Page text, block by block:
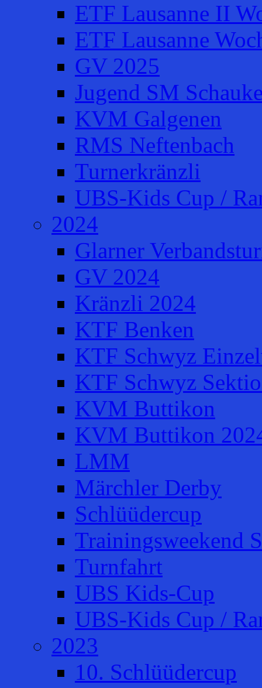
ETF Lausanne II
ETF Lausanne
GV 2025
Jugend SM
KVM Galgenen
RMS Neftenbach
Turnerkränzli
UBS-Kids Cup /
2024
Glarner
GV 2024
Kränzli 2024
KTF Benken
KTF Schwyz
KTF Schwyz
KVM Buttikon
KVM Buttikon
LMM
Märchler Derby
Schlüüdercup
Trainingsweekend
Turnfahrt
UBS Kids-Cup
UBS-Kids Cup /
2023
10. Schlüüdercup